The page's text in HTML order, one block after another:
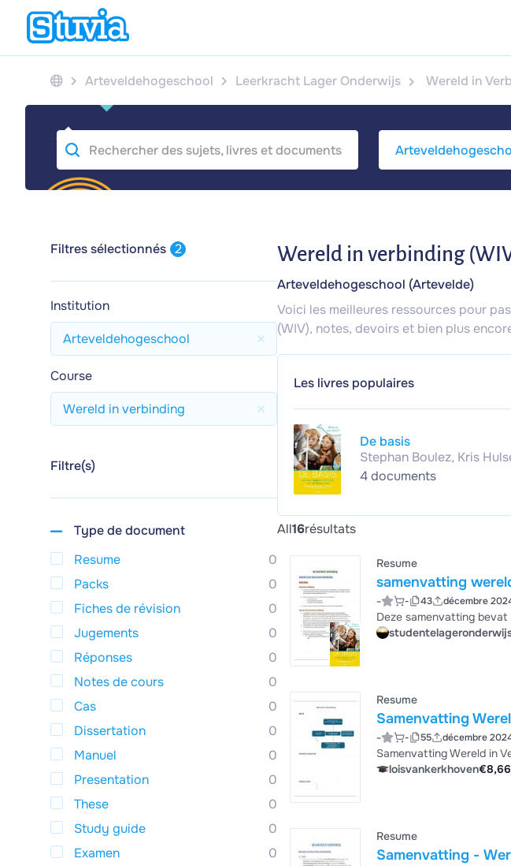
Arteveldehogeschool Leerkracht Lager Onderwijs Wereld in
Filtres sélectionnés 2
Institution
Arteveldehogeschool
Course
Wereld in verbinding
Filtre(s)
Type de document
Resume
0
Packs
0
Fiches de révision
0
Jugements
0
Réponses
0
Notes de cours
0
Cas
0
Dissertation
0
Manuel
0
Presentation
0
These
0
Study guide
0
Examen
0
Wereld in verbinding
Arteveldehogeschool (Artevelde)
Voici les meilleures ressources pour
(WIV), notes, devoirs et bien plus
Les livres populaires
De basis
Stephan Boulez, Kris
4 documents
All16résultats
Resume
samenvatting
- - 43 décembre
Deze samenvatting
Resume
Samenvatting
- - 55 décembre
Samenvatting Wereld in
loisvankerkhoven€8,66
Resume